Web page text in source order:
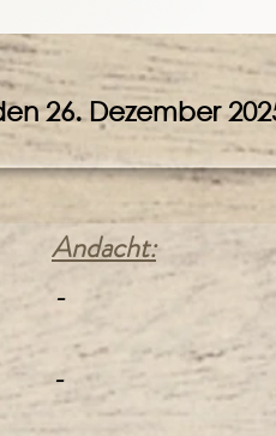
26. Dezember
Andacht:
-
-